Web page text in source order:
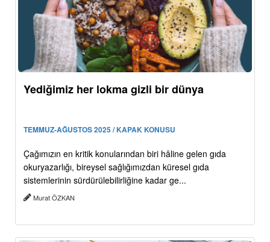
Yediğimiz her lokma gizli bir dünya
TEMMUZ-AĞUSTOS 2025 / KAPAK KONUSU
Çağımızın en kritik konularından biri hâline gelen gıda
okuryazarlığı, bireysel sağlığımızdan küresel gıda
sistemlerinin sürdürülebilirliğine kadar ge...
Murat ÖZKAN